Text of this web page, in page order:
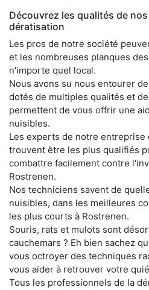
Découvrez les qualités de
dératisation
Les pros de notre société
et les nombreuses planques
n'importe quel local.
Nous avons su nous entourer
dotés de multiples qualités et
permettent de vous offrir une
nuisibles.
Les experts de notre entreprise
trouvent être les plus qualifiés
combattre facilement contre
Rostrenen.
Nos techniciens savent de
nuisibles, dans les meilleures
les plus courts à Rostrenen.
Souris, rats et mulots sont
cauchemars ? Eh bien sachez
vous octroyer des techniques
vous aider à retrouver votre
Tous les professionnels de la